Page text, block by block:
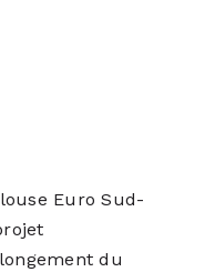
Euro Sud-
du